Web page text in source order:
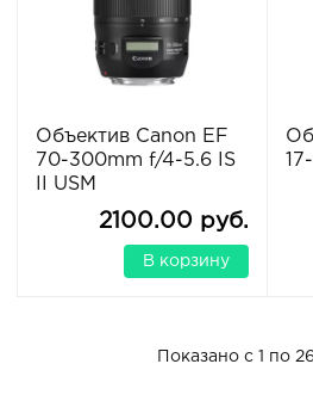
Объектив Canon EF
70-300mm f/4-5.6 IS
II USM
2100.00 руб.
В корзину
Показано с 1 по